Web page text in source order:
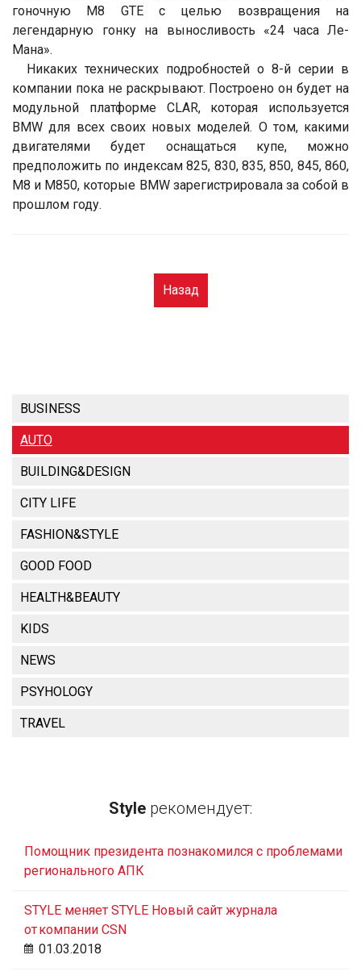
гоночную M8 GTE с целью возвращения на
легендарную гонку на выносливость «24 часа Ле-
Мана».
Никаких технических подробностей о 8-й серии в
компании пока не раскрывают. Построено он будет на
модульной платформе CLAR, которая используется
BMW для всех своих новых моделей. О том, какими
двигателями будет оснащаться купе, можно
предположить по индексам 825, 830, 835, 850, 845, 860,
M8 и M850, которые BMW зарегистрировала за собой в
прошлом году.
Назад
BUSINESS
AUTO
BUILDING&DESIGN
CITY LIFE
FASHION&STYLE
GOOD FOOD
HEALTH&BEAUTY
KIDS
NEWS
PSYHOLOGY
TRAVEL
Style рекомендует:
Помощник президента познакомился с проблемами
регионального АПК
STYLE меняет STYLE Новый сайт журнала
от компании CSN
01.03.2018